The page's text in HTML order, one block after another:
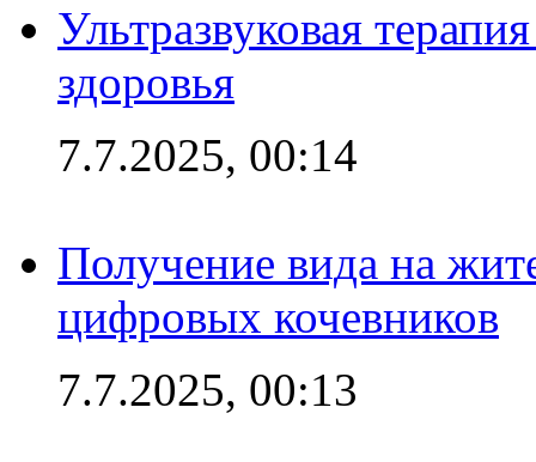
Ультразвуковая
здоровья
7.7.2025, 00:14
Получение вида на
цифровых кочевников
7.7.2025, 00:13